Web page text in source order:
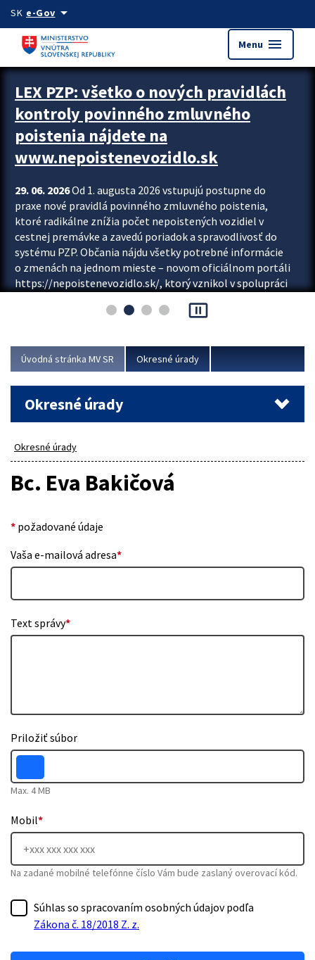
Preskocit na hlavný obsah
SK e-Govarrow_drop_down
Menu menu
Zastavit automatický posun upútavok
LEX PZP: všetko o nových pravidlách
kontroly povinného zmluvného
poistenia nájdete na
www.nepoistenevozidlo.sk
29. 06. 2026Od 1. augusta 2026 vstupujú postupne do
praxe nové pravidlá povinného zmluvného poistenia,
ktoré radikálne znížia počet nepoistených vozidiel v
cestnej premávke a zavedú poriadok a spravodlivosť do
systému PZP. Občania nájdu všetky potrebné informácie
o zmenách na jednom mieste – novom oficiálnom portáli
https://nepoistenevozidlo.sk/, ktorý vznikol v spolupráci
asociácie poisťovní (SLASPO) a Ministerstva vnútra SR.
Viac
pause_presentation
Úvodná stránka MV SR Okresné úrady
Okresné úrady
Okresné úrady
Bc. Eva Bakičová
* požadované údaje
Vaša e-mailová adresa*
Text správy*
Priložiť súbor
Max. 4 MB
Mobil*
Na zadané mobilné telefónne číslo Vám bude zaslaný overovací kód.
Súhlas so spracovaním osobných údajov podľa
Zákona č. 18/2018 Z. z.